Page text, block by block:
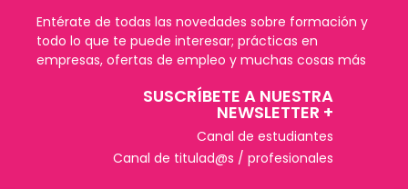
Entérate de todas las novedades sobre formación y
todo lo que te puede interesar; prácticas en
empresas, ofertas de empleo y muchas cosas más
SUSCRÍBETE A NUESTRA
NEWSLETTER +​
Canal de estudiantes
Canal de titulad@s / profesionales